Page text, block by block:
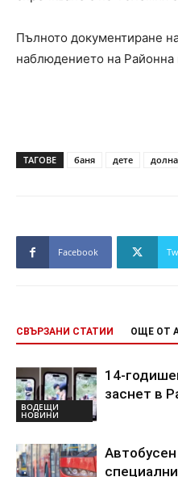
Пълното документиране
наблюдението на Районна
ТАГОВЕ баня дете долна
Facebook
СВЪРЗАНИ СТАТИИ ОЩЕ ОТ
ВОДЕЩИ
НОВИНИ
14-
заснет в